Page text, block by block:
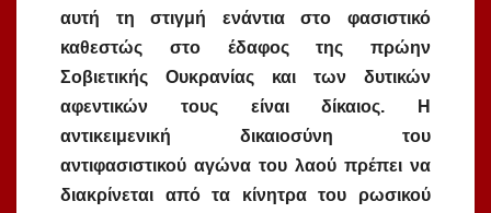
αυτή τη στιγμή ενάντια στο φασιστικό
καθεστώς στο έδαφος της πρώην
Σοβιετικής Ουκρανίας και των δυτικών
αφεντικών τους είναι δίκαιος. Η
αντικειμενική δικαιοσύνη του
αντιφασιστικού αγώνα του λαού πρέπει να
διακρίνεται από τα κίνητρα του ρωσικού